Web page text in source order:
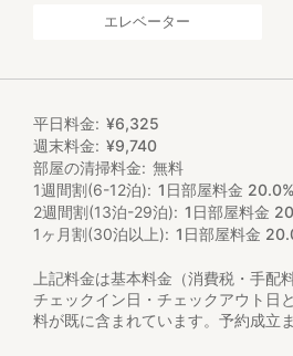
エレベーター
平日料金 ¥6,325
週末料金
¥9,740
部屋の清掃料金
無料
1週間割(6-12泊)
1日部屋料金
2週間割(13泊-29泊)
1日部屋料金
1ヶ月割(30泊以上)
1日部屋料金
上記料金は基本料金（消費税・手配
チェックイン日・チェックアウト日
料が既に含まれています。予約成立